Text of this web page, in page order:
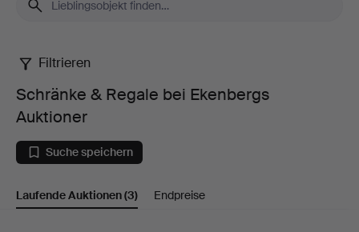
Schränke
Regale
bei
Filtrieren
Schränke & Regale bei Ekenbergs
Auktioner
Suche speichern
Laufende Auktionen(3) Endpreise